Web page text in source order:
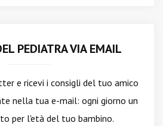
PEDIATRA VIA EMAIL
e ricevi i consigli del tuo amico
nella tua e-mail: ogni giorno un
per l'età del tuo bambino.